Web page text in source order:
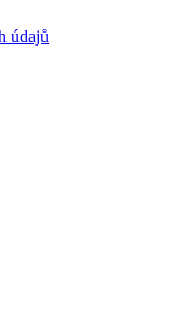
údajů